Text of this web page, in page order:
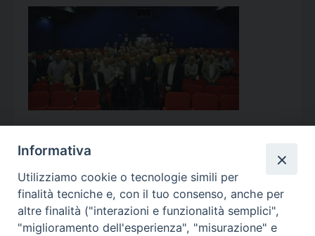
Calendario Appuntamenti
<< Ago 2026 >>
Informativa
Utilizziamo cookie o tecnologie simili per
finalità tecniche e, con il tuo consenso, anche per
altre finalità ("interazioni e funzionalità semplici",
"miglioramento dell'esperienza", "misurazione" e